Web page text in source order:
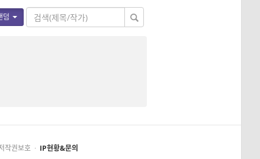
덤
작권보호 · IP현황&문의